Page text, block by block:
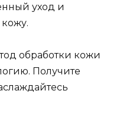
уход и
обработки кожи
Получите